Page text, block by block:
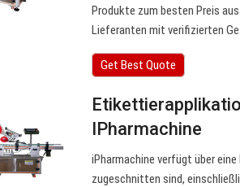
Produkte zum besten Preis
Lieferanten mit verifizierten
Get Best Quote
IPharmachine
iPharmachine verfügt über
zugeschnitten sind,